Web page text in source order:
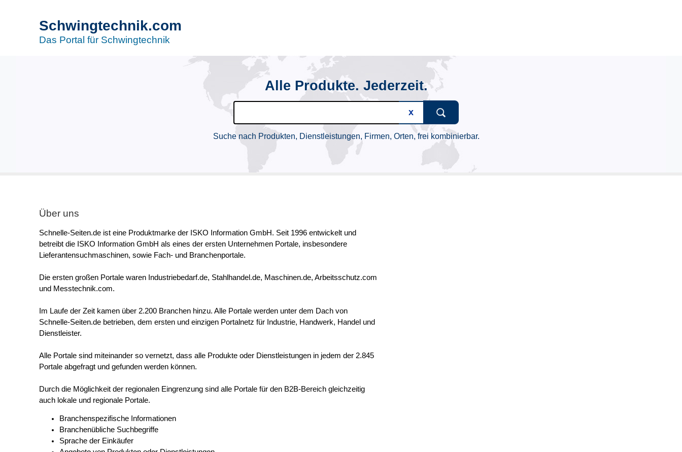
Schwingtechnik.com
Das Portal für Schwingtechnik
Alle Produkte. Jederzeit.
Suche nach Produkten, Dienstleistungen, Firmen, Orten, frei kombinierbar.
Über uns
Schnelle-Seiten.de ist eine Produktmarke der ISKO Information GmbH. Seit 1996 entwickelt und
betreibt die ISKO Information GmbH als eines der ersten Unternehmen Portale, insbesondere
Lieferantensuchmaschinen, sowie Fach- und Branchenportale.
Die ersten großen Portale waren Industriebedarf.de, Stahlhandel.de, Maschinen.de, Arbeitsschutz.com
und Messtechnik.com.
Im Laufe der Zeit kamen über 2.200 Branchen hinzu. Alle Portale werden unter dem Dach von
Schnelle-Seiten.de betrieben, dem ersten und einzigen Portalnetz für Industrie, Handwerk, Handel und
Dienstleister.
Alle Portale sind miteinander so vernetzt, dass alle Produkte oder Dienstleistungen in jedem der 2.845
Portale abgefragt und gefunden werden können.
Durch die Möglichkeit der regionalen Eingrenzung sind alle Portale für den B2B-Bereich gleichzeitig
auch lokale und regionale Portale.
Branchenspezifische Informationen
Branchenübliche Suchbegriffe
Sprache der Einkäufer